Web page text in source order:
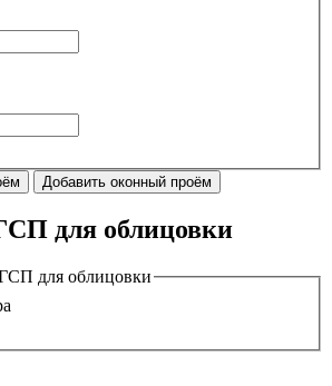
Добавить оконный проём
для облицовки
для облицовки